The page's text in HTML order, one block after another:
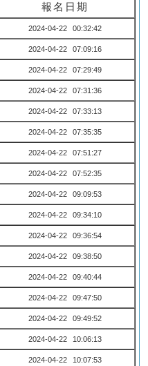
報名日期
2024-04-22 00:32:42
2024-04-22 07:09:16
2024-04-22 07:29:49
2024-04-22 07:31:36
2024-04-22 07:33:13
2024-04-22 07:35:35
2024-04-22 07:51:27
2024-04-22 07:52:35
2024-04-22 09:09:53
2024-04-22 09:34:10
2024-04-22 09:36:54
2024-04-22 09:38:50
2024-04-22 09:40:44
2024-04-22 09:47:50
2024-04-22 09:49:52
2024-04-22 10:06:13
2024-04-22 10:07:53